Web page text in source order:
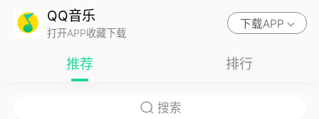
QQ音乐
打开APP收藏下载
下载APP
推荐 排行